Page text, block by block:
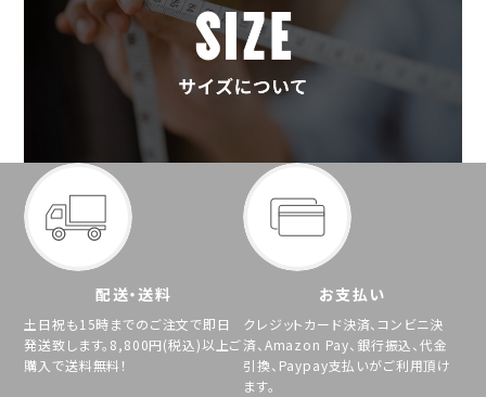
配送・送料
土日祝も15時までのご注文で即日
発送致します。8,800円(税込)以上ご
購入で送料無料！
お支払い
クレジットカード決済、コンビニ決
済、Amazon Pay、銀行振込、代金
引換、Paypay支払いがご利用頂け
ます。